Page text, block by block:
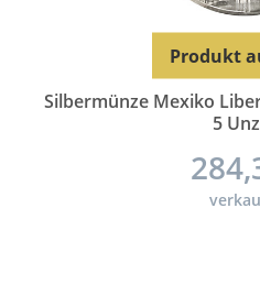
Silbermünze Mexiko
5
Produkt